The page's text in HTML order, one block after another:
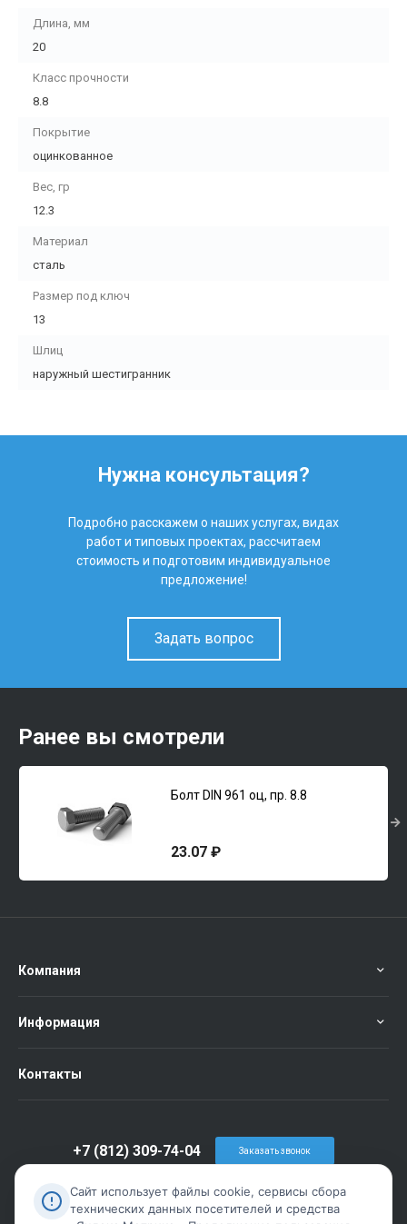
Длина, мм
20
Класс прочности
8.8
Покрытие
оцинкованное
Вес, гр
12.3
Материал
сталь
Размер под ключ
13
Шлиц
наружный шестигранник
Нужна консультация?
Подробно расскажем о наших услугах, видах
работ и типовых проектах, рассчитаем
стоимость и подготовим индивидуальное
предложение!
Задать вопрос
Ранее вы смотрели
Болт DIN 961 оц, пр. 8.8
23.07 ₽
Компания
Информация
Контакты
info@metiz-piter.ru
+7 (812) 309-74-04 Заказать звонок
Сайт использует файлы cookie, сервисы сбора
технических данных посетителей и средства